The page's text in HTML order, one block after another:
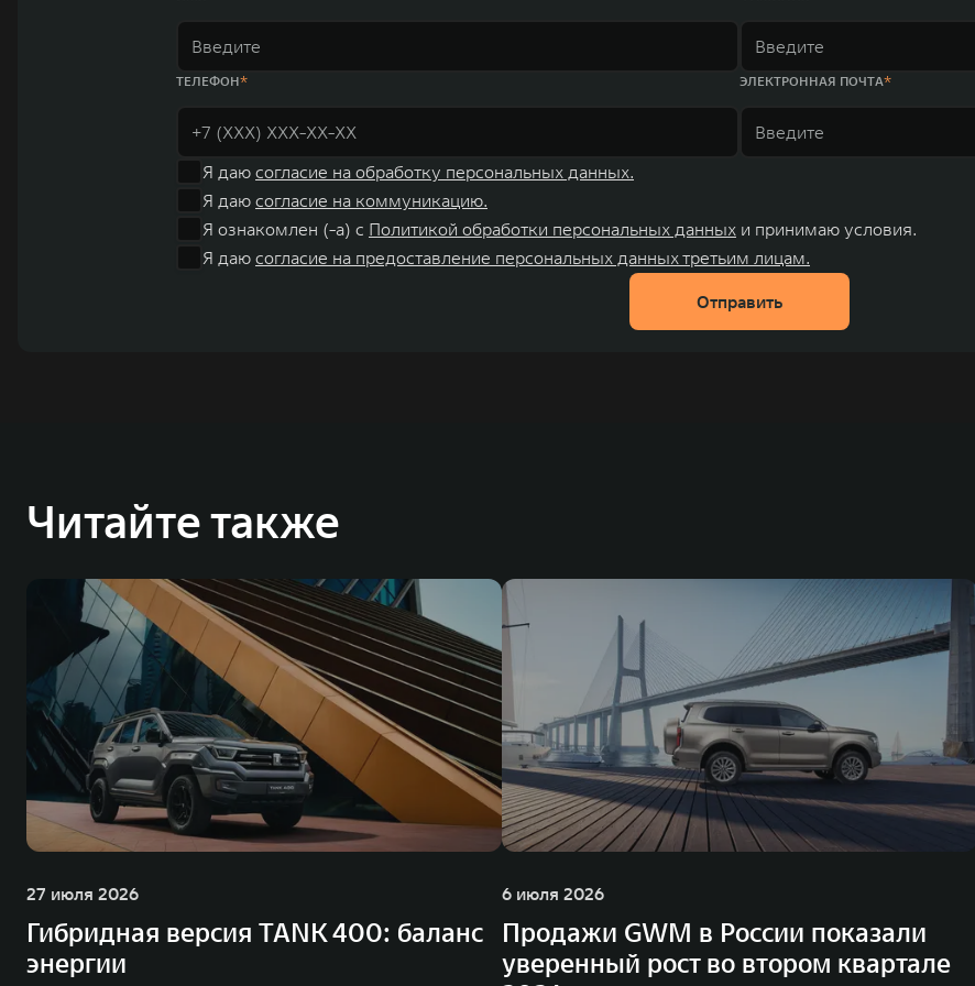
ТЕЛЕФОН ЭЛЕКТРОННАЯ ПОЧТА
Я даю согласие на обработку персональных данных.
Я даю согласие на коммуникацию.
Я ознакомлен (-а) с Политикой обработки персональных данных и принимаю условия.
Я даю согласие на предоставление персональных данных третьим лицам.
Отправить
Читайте также
27 июля 2026
Гибридная версия TANK 400: баланс
энергии
6 июля 2026
Продажи GWM в России показали
уверенный рост во втором квартале